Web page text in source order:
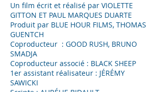
Un film écrit et réalisé par VIOLETTE
GITTON ET PAUL MARQUES DUARTE
Produit par BLUE HOUR FILMS, THOMAS
GUENTCH
Coproducteur : GOOD RUSH, BRUNO
SMADJA
Coproducteur associé : BLACK SHEEP
1er assistant réalisateur : JÉRÉMY
SAWICKI